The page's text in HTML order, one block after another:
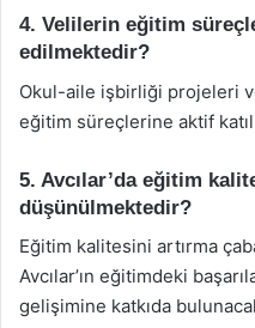
4. Velilerin eğitim
edilmektedir?
Okul-aile işbirliği projeleri
eğitim süreçlerine aktif
5. Avcılar’da eğitim
düşünülmektedir?
Eğitim kalitesini artırma
Avcılar’ın eğitimdeki
gelişimine katkıda